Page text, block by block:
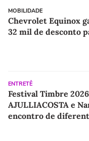
MOBILIDADE
Chevrolet Equinox
32 mil de desconto
ENTRETÊ
Festival Timbre 2026
AJULLIACOSTA e
encontro de